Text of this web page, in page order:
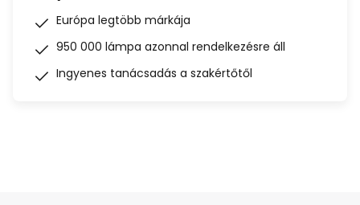
Európa legtöbb márkája
950 000 lámpa azonnal rendelkezésre áll
Ingyenes tanácsadás a szakértőtől